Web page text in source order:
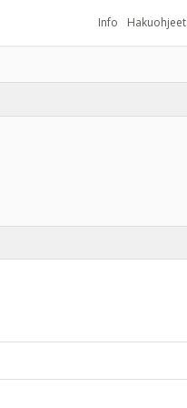
Info Hakuohjeet